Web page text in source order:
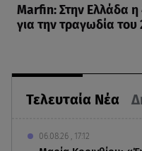
Τελευταία Νέα
06.08.26 , 17:12
Marfin: Στην Ελλάδα η
για την τραγωδία του